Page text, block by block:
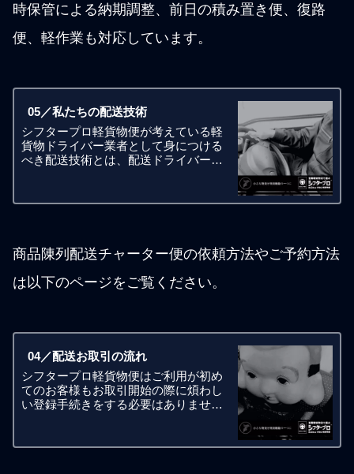
時保管による納期調整、前日の積み置き便、復路
便、軽作業も対応しています。
05／私たちの配送技術
シフタープロ軽貨物便が考えている軽
貨物ドライバー業者として身につける
べき配送技術とは、配送ドライバーの
クや配送ドライバー経験年数や配送ス
商品陳列配送チャーター便の依頼方法やご予約方法
は以下のページをご覧ください。
04／配送お取引の流れ
シフタープロ軽貨物便はご利用が初め
てのお客様もお取引開始の際に煩わし
い登録手続きをする必要はありませ
いたしております。悪天候や急用の移